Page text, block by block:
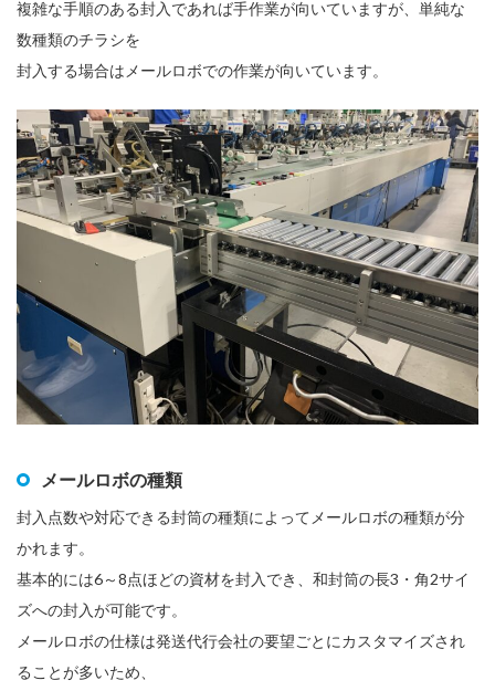
複雑な手順のある封入であれば手作業が向いていますが、単純な
数種類のチラシを
封入する場合はメールロボでの作業が向いています。
メールロボの種類
封入点数や対応できる封筒の種類によってメールロボの種類が分
かれます。
基本的には6～8点ほどの資材を封入でき、和封筒の長3・角2サイ
ズへの封入が可能です。
メールロボの仕様は発送代行会社の要望ごとにカスタマイズされ
ることが多いため、